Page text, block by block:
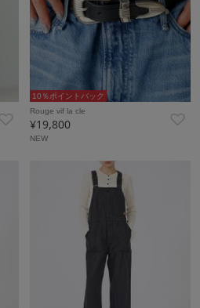
10％ポイントバック
Rouge vif la cle
¥19,800
NEW